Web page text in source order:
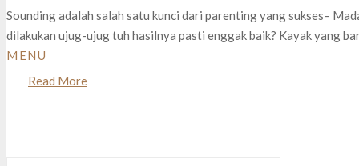
MENU
Sounding adalah salah satu kunci dari parenting yang sukses–
dilakukan ujug-ujug tuh hasilnya pasti enggak baik? Kayak yang
Read More